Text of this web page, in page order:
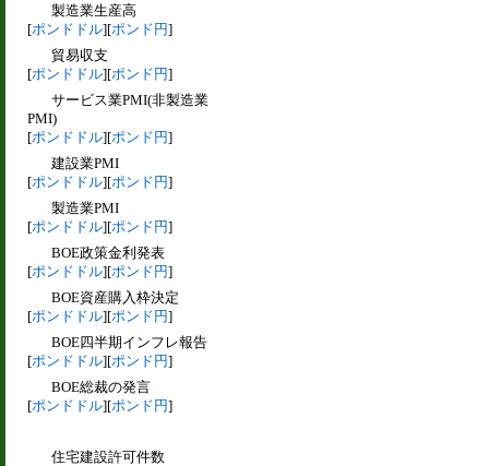
製造業生産高
[ポンドドル][ポンド円]
貿易収支
[ポンドドル][ポンド円]
サービス業PMI(非製造業
PMI)
[ポンドドル][ポンド円]
建設業PMI
[ポンドドル][ポンド円]
製造業PMI
[ポンドドル][ポンド円]
BOE政策金利発表
[ポンドドル][ポンド円]
BOE資産購入枠決定
[ポンドドル][ポンド円]
BOE四半期インフレ報告
[ポンドドル][ポンド円]
BOE総裁の発言
[ポンドドル][ポンド円]
住宅建設許可件数